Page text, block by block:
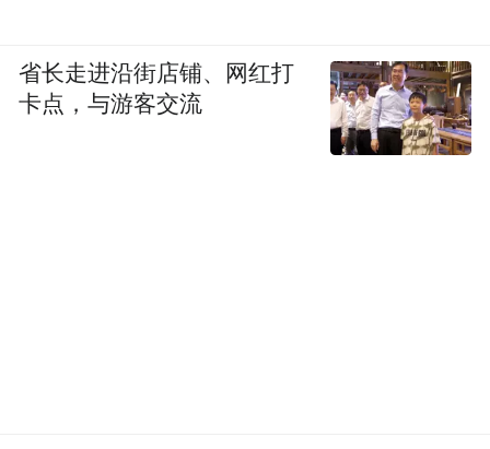
省长走进沿街店铺、网红打
卡点，与游客交流